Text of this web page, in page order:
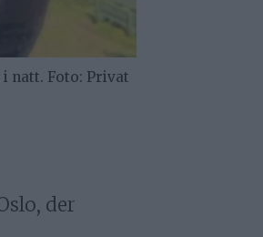
natt. Foto: Privat
der